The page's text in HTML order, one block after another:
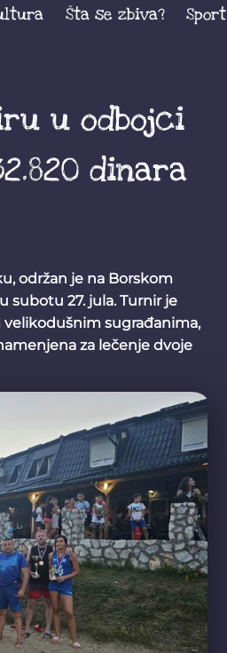
Šta se zbiva?
Sport
u odbojci
dinara
održan je na Borskom
subotu 27. jula. Turnir je
velikodušnim sugrađanima,
za lečenje dvoje